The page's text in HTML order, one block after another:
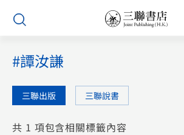
Skip
content
#譚汝謙
三聯出版 三聯說書
共 1 項包含相關標籤內容